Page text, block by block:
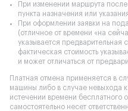
При изменении маршрута
пункта назначения или
При оформлении заявки на
(отличное от времени «на
указывается предварительная
фактическая стоимость
и может отличаться от
Платная отмена применяется в
машины либо в случае невыхода
истечении времени бесплатного
самостоятельно несет